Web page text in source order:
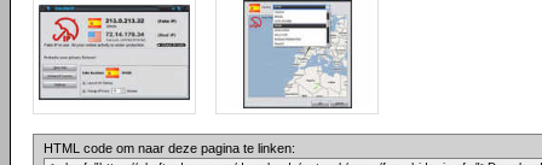
HTML code om naar deze pagina te linken: